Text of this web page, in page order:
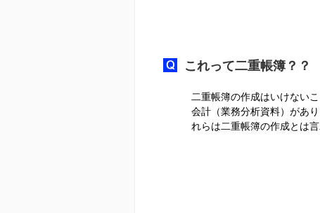
これって二重帳簿？？
二重帳簿の作成はいけない
会計（業務分析資料）があ
れらは二重帳簿の作成とは